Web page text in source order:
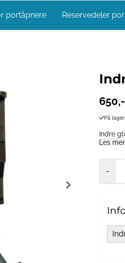
portåpnere Reservedeler
650,-
På lager
Indre
Les mer
-